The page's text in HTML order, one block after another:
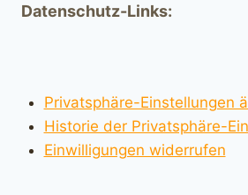
Datenschutz-Links:
Privatsphäre-Einstellungen
Historie der Privatsphäre-
Einwilligungen widerrufen